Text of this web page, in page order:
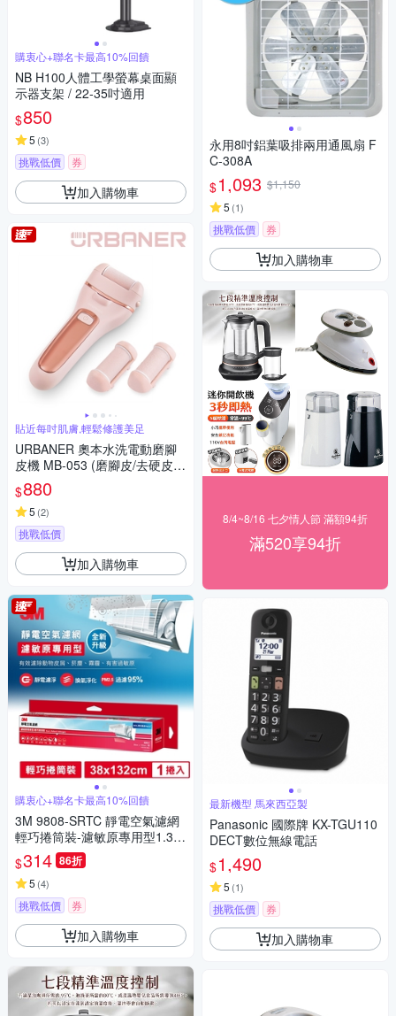
購衷心+聯名卡最高10%回饋
NB H100人體工學螢幕桌面顯
示器支架 / 22-35吋適用
$850
5 (3)
挑戰低價 券
加入購物車
貼近每吋肌膚,輕鬆修護美足
URBANER 奧本水洗電動磨腳
皮機 MB-053 (磨腳皮/去硬皮
機/去死皮/腳皮/電動去腳皮/去
腳皮/腳皮)
$880
5 (2)
挑戰低價
加入購物車
購衷心+聯名卡最高10%回饋
3M 9808-SRTC 靜電空氣濾網
輕巧捲筒裝-濾敏原專用型1.32
M
$314 86折
5 (4)
挑戰低價 券
加入購物車
永用8吋鋁葉吸排兩用通風扇 F
C-308A
$1,093 $1,150
5 (1)
挑戰低價 券
加入購物車
8/4~8/16 七夕情人節 滿額94折
滿520享94折
最新機型 馬來西亞製
Panasonic 國際牌 KX-TGU110
DECT數位無線電話
$1,490
5 (1)
挑戰低價 券
加入購物車